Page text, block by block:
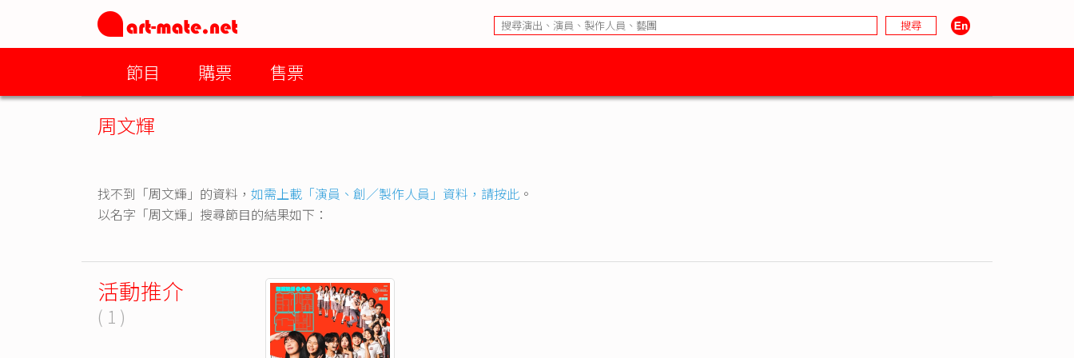
節目 購票 售票
周文輝
找不到「周文輝」的資料， 如需上載「演員、創／製作人員」資料，請按此 。
以名字「周文輝」搜尋節目的結果如下：
活動推介
( 1 )